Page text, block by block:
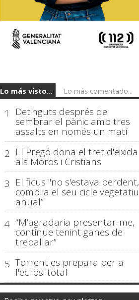
Lo más visto... Lo más comentado...
1 Detinguts després de
sembrar el pànic amb tres
assalts en només un matí
2 El Pregó dona el tret d'eixida
als Moros i Cristians
3 El ficus "no s'estava perdent,
complia el seu cicle vegetatiu
anual”
4 “M’agradaria presentar-me,
continue tenint ganes de
treballar”
5 Torrent es prepara per a
l'eclipsi total